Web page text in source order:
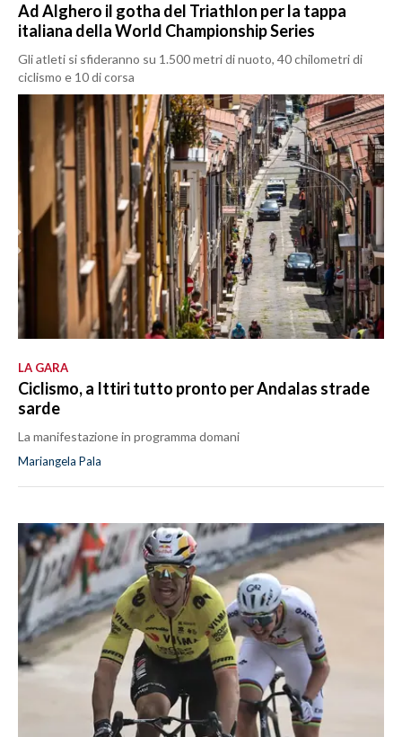
Ad Alghero il gotha del Triathlon per la tappa
italiana della World Championship Series
Gli atleti si sfideranno su 1.500 metri di nuoto, 40 chilometri di
ciclismo e 10 di corsa
LA GARA
Ciclismo, a Ittiri tutto pronto per Andalas strade
sarde
La manifestazione in programma domani
Mariangela Pala